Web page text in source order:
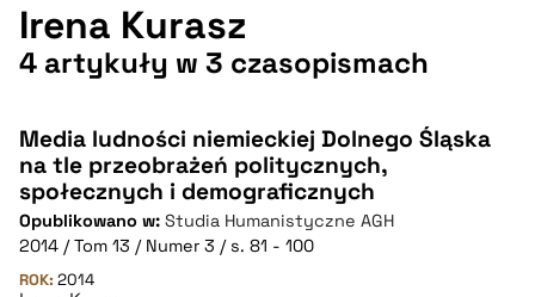
Irena Kurasz
4 artykuły w 3 czasopismach
Media ludności niemieckiej Dolnego Śląska
na tle przeobrażeń politycznych,
społecznych i demograficznych
Opublikowano w: Studia Humanistyczne AGH
2014 / Tom 13 / Numer 3 / s. 81 - 100
ROK: 2014